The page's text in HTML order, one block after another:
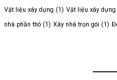
Vật liệu xây dựng (1) Vật liệu xây
nhà phần thô (1) Xây nhà trọn gói (1)